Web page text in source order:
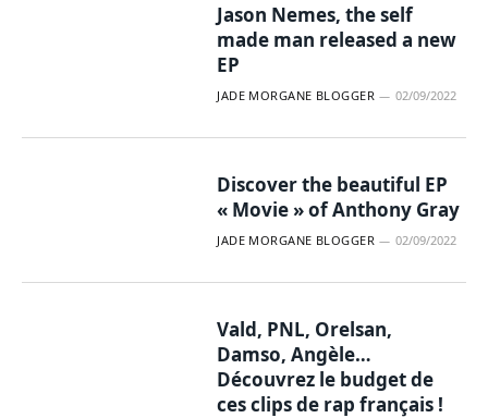
Jason Nemes, the self
made man released a new
EP
JADE MORGANE BLOGGER 02/09/2022
Discover the beautiful EP
« Movie » of Anthony Gray
JADE MORGANE BLOGGER 02/09/2022
Vald, PNL, Orelsan,
Damso, Angèle…
Découvrez le budget de
ces clips de rap français !